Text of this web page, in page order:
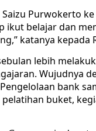
Purwokerto
ikut belajar dan
katanya kepada
lebih
Wujudnya
bank
buket,